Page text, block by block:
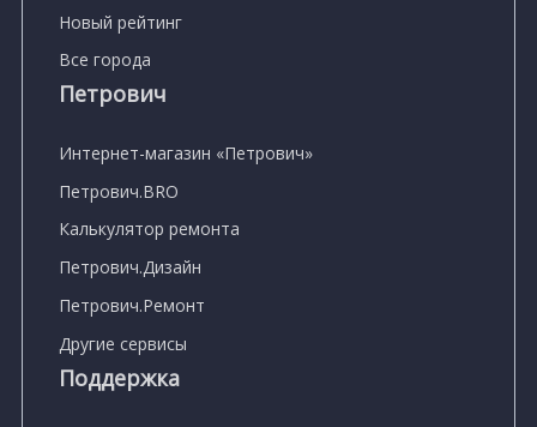
Новый рейтинг
Все города
Петрович
Интернет-магазин «Петрович»
Петрович.BRO
Калькулятор ремонта
Петрович.Дизайн
Петрович.Ремонт
Другие сервисы
Поддержка